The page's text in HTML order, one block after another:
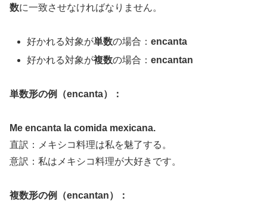
数に一致させなければなりません。
好かれる対象が単数の場合：encanta
好かれる対象が複数の場合：encantan
単数形の例（encanta）：
Me encanta la comida mexicana.
直訳：メキシコ料理は私を魅了する。
意訳：私はメキシコ料理が大好きです。
複数形の例（encantan）：